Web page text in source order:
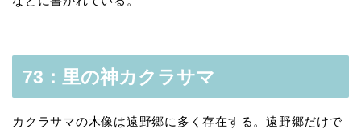
73：里の神カクラサマ
カクラサマの木像は遠野郷に多く存在する。遠野郷だけで